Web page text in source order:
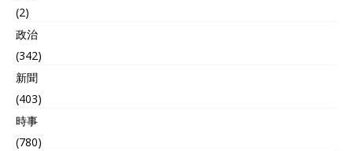
(2)
政治
(342)
新聞
(403)
時事
(780)